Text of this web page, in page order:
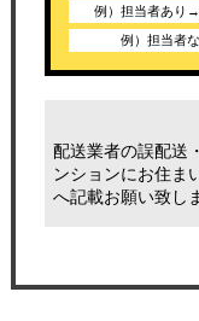
例）担当者あり→
例）担当者
配送業者の誤配送
ンションにお住ま
へ記載お願い致し